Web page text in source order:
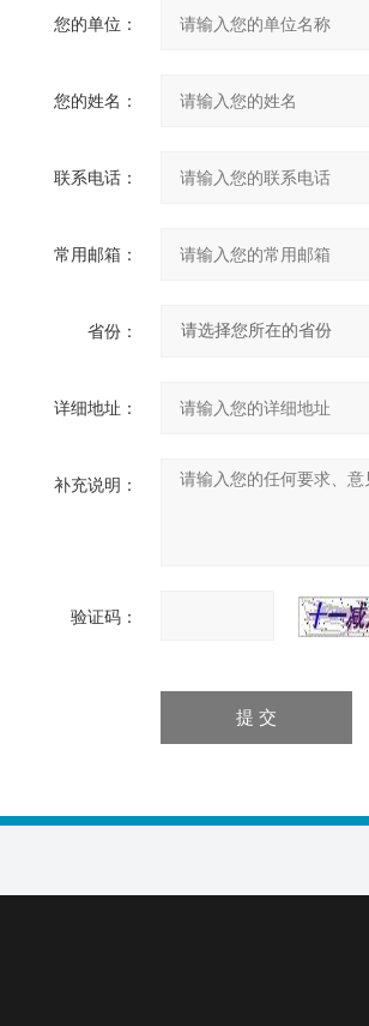
您的单位：
您的姓名：
联系电话：
常用邮箱：
省份：
详细地址：
补充说明：
验证码：